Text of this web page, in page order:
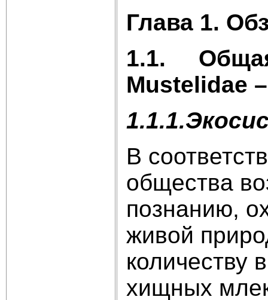
Глава 1.
1.1.
Mustelidae
В
общества
познанию,
живой
количеству
хищных